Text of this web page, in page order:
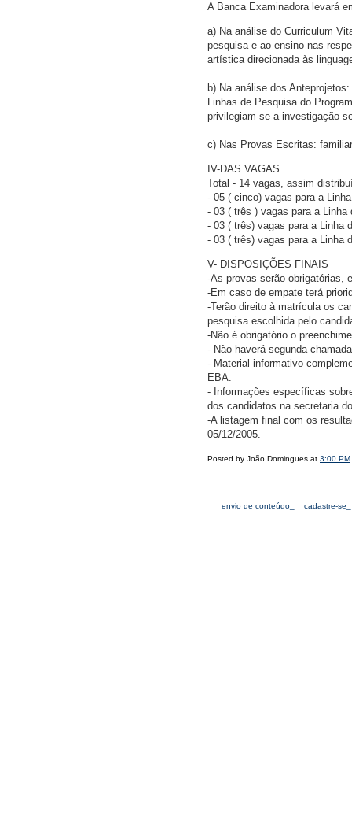
A Banca Examinadora levará
a) Na análise do Curriculum
pesquisa e ao ensino nas
artística direcionada às
b) Na análise dos
Linhas de Pesquisa do
privilegiam-se a investigação
c) Nas Provas Escritas:
IV-DAS VAGAS
Total - 14 vagas, assim
- 05 ( cinco) vagas para a
- 03 ( três ) vagas para a
- 03 ( três) vagas para a Linha
- 03 ( três) vagas para a Linha
V- DISPOSIÇÕES FINAIS
-As provas serão obrigatórias,
-Em caso de empate terá
-Terão direito à matrícula os
pesquisa escolhida pelo
-Não é obrigatório o
- Não haverá segunda
- Material informativo
EBA.
- Informações específicas
dos candidatos na secretaria
-A listagem final com os
05/12/2005.
Posted by João Domingues at 3:00 PM
envio de conteúdo_ cadastre-se_